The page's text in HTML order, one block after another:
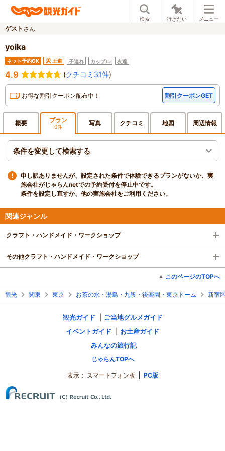
検索 行きたい メニュー
ゲスト さん
yoika
ネット予約OK 王道 子連れ カップル 友達
4.9 (クチコミ31件)
お得な割引クーポン配布中！ 割引クーポンGET
概要 プラン
0件 写真 クチコミ 地図 周辺情報
条件を変更して検索する
申し訳ありませんが、設定された条件で体験できるプランがないか、実
施会社がじゃらんnetでの予約受付を停止中です。
条件を設定し直すか、他の実施会社をご利用ください。
関連ジャンル
クラフト・ハンドメイド・ワークショップ
その他クラフト・ハンドメイド・ワークショップ
このページのTOPへ
観光 関東 東京 お茶の水・湯島・九段・後楽園・東京ドーム 新宿
観光ガイド
ご当地グルメガイド
イベントガイド
お土産ガイド
みんなの旅行記
じゃらんTOPへ
表示： スマートフォン版 PC版